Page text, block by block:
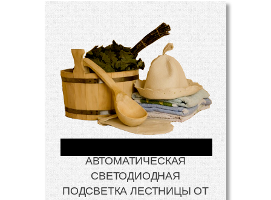
АВТОМАТИЧЕСКАЯ
СВЕТОДИОДНАЯ
ПОДСВЕТКА ЛЕСТНИЦЫ ОТ